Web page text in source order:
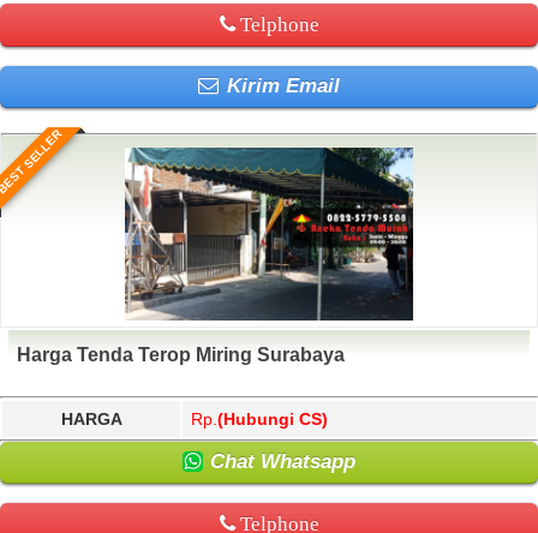
Telphone
Kirim Email
SELLER
Harga Tenda Terop Miring Surabaya
HARGA Rp. (Hubungi CS)
Chat Whatsapp
Telphone